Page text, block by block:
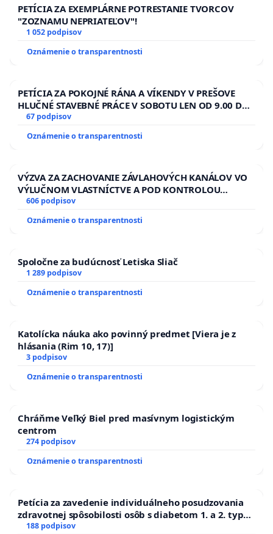
PETÍCIA ZA EXEMPLÁRNE POTRESTANIE TVORCOV
"ZOZNAMU NEPRIATEĽOV"!
1 052 podpisov
Oznámenie o transparentnosti
PETÍCIA ZA POKOJNÉ RÁNA A VÍKENDY V PREŠOVE
HLUČNÉ STAVEBNÉ PRÁCE V SOBOTU LEN OD 9.00 DO
13.00 HOD., CEZ PRACOVNÝ TÝŽDEŇ CIEĽ 8.00 – 18.00
HOD. A PRAVIDELNÁ KONTROLA STAVBY C-AREA NA
ĎUMBIERSKEJ/MAGU
67 podpisov
Oznámenie o transparentnosti
VÝZVA ZA ZACHOVANIE ZÁVLAHOVÝCH KANÁLOV VO
VÝLUČNOM VLASTNÍCTVE A POD KONTROLOU
SLOVENSKEJ REPUBLIKY & žiadosť na riešenie
zanedbaného stavu závlahových a odvodňovacích
kanálov na Slovensku
606 podpisov
Oznámenie o transparentnosti
Spoločne za budúcnosť Letiska Sliač
1 289 podpisov
Oznámenie o transparentnosti
Katolícka náuka ako povinný predmet [Viera je z
hlásania (Rim 10, 17)]
3 podpisov
Oznámenie o transparentnosti
Chráňme Veľký Biel pred masívnym logistickým
centrom
274 podpisov
Oznámenie o transparentnosti
Petícia za zavedenie individuálneho posudzovania
zdravotnej spôsobilosti osôb s diabetom 1. a 2. typu
pri prijímaní do Policajného zboru SR
188 podpisov